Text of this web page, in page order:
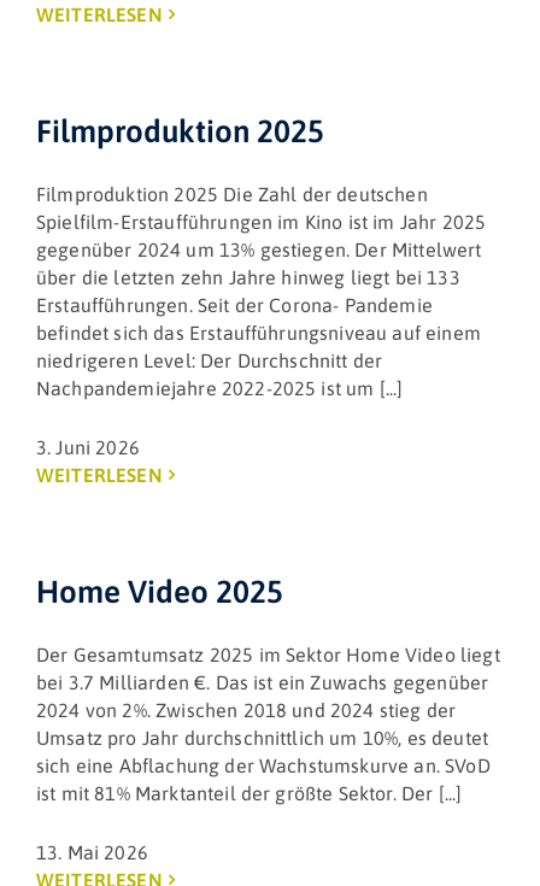
WEITERLESEN
Filmproduktion 2025
Filmproduktion 2025 Die Zahl der deutschen
Spielfilm-Erstaufführungen im Kino ist im Jahr 2025
gegenüber 2024 um 13% gestiegen. Der Mittelwert
über die letzten zehn Jahre hinweg liegt bei 133
Erstaufführungen. Seit der Corona- Pandemie
befindet sich das Erstaufführungsniveau auf einem
niedrigeren Level: Der Durchschnitt der
Nachpandemiejahre 2022-2025 ist um [...]
3. Juni 2026
WEITERLESEN
Home Video 2025
Der Gesamtumsatz 2025 im Sektor Home Video liegt
bei 3.7 Milliarden €. Das ist ein Zuwachs gegenüber
2024 von 2%. Zwischen 2018 und 2024 stieg der
Umsatz pro Jahr durchschnittlich um 10%, es deutet
sich eine Abflachung der Wachstumskurve an. SVoD
ist mit 81% Marktanteil der größte Sektor. Der [...]
13. Mai 2026
WEITERLESEN